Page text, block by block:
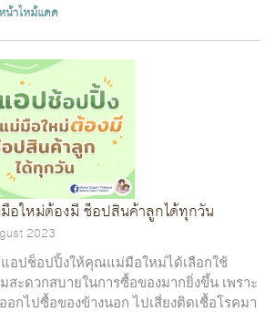
น้าไหม้แดด
ใหม่ต้องมี ช็อปสินค้าลูกได้ทุกวัน
2023
อปช็อปปิ้งให้คุณแม่มือใหม่ได้เลือกใช้
สะดวกสบายในการซื้อของมากยิ่งขึ้น เพราะ
อกไปซื้อของข้างนอก ไปเสี่ยงติดเชื้อโรคมา